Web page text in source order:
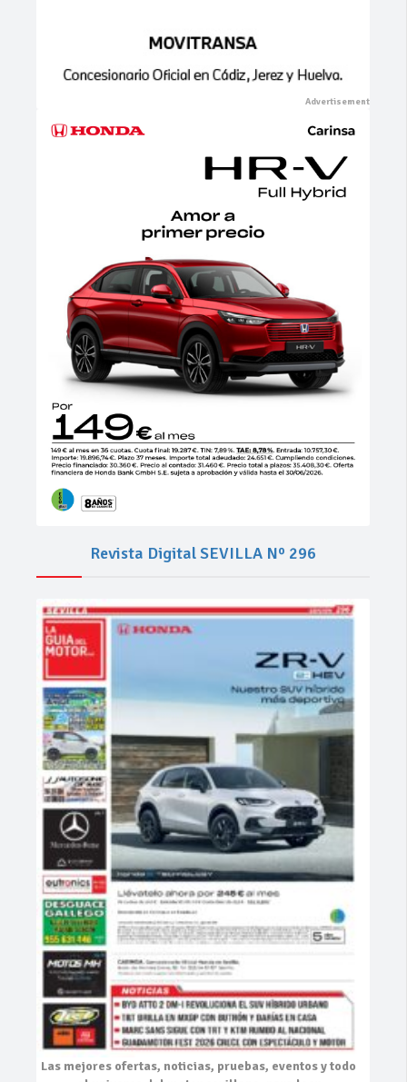
Revista Digital SEVILLA Nº 296
Las mejores ofertas, noticias, pruebas, eventosy todo